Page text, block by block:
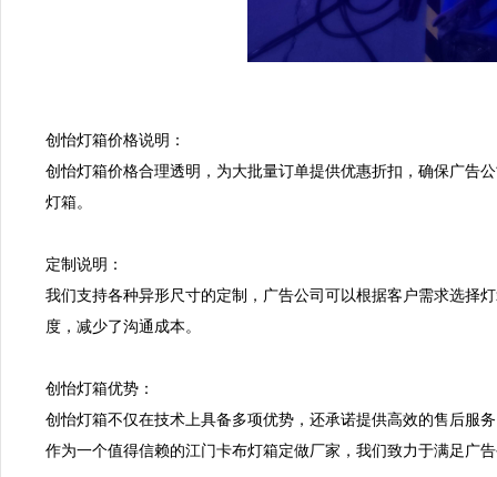
创怡灯箱价格说明：
创怡灯箱价格合理透明，为大批量订单提供优惠折扣，确保广告
灯箱。
定制说明：
我们支持各种异形尺寸的定制，广告公司可以根据客户需求选择
度，减少了沟通成本。
创怡灯箱优势：
创怡灯箱不仅在技术上具备多项优势，还承诺提供高效的售后服
作为一个值得信赖的江门卡布灯箱定做厂家，我们致力于满足广